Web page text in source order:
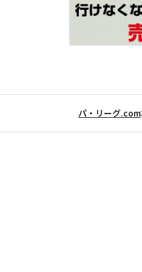
パ・リーグ.com